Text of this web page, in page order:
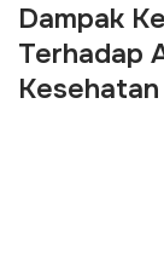
Dampak
Terhadap
Kesehatan